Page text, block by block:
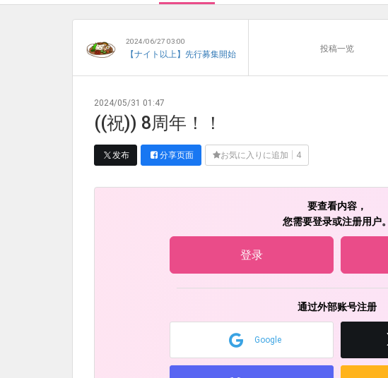
2024/06/27 03:00
【ナイト以上】先行募集開始
投稿一览
2024/05/31 01:47
((祝)) 8周年！！
发布 分享页面 お気に入りに追加 4
要查看内容，
您需要登录或注册用户。
登录
通过外部账号注册
Google